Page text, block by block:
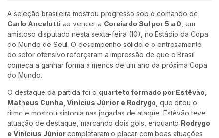
A seleção brasileira mostrou progresso sob o comando de
Carlo Ancelotti ao vencer a Coreia do Sul por 5 a 0 , em
amistoso disputado nesta sexta-feira (10), no Estádio da Copa
do Mundo de Seul. O desempenho sólido e o entrosamento
do setor ofensivo reforçaram a impressão de que o Brasil
começa a ganhar forma a menos de um ano da próxima Copa
do Mundo.
O destaque da partida foi o quarteto formado por Estêvão,
Matheus Cunha, Vinícius Júnior e Rodrygo , que ditou o
ritmo e mostrou sintonia nas jogadas de ataque. Estêvão teve
atuação de destaque, marcando dois gols, enquanto Rodrygo
e Vinícius Júnior completaram o placar com boas atuações